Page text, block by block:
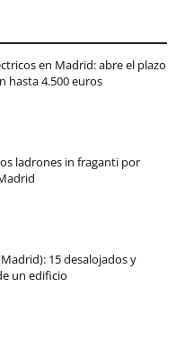
en Madrid: abre el plazo
hasta 4.500 euros
ladrones in fraganti por
15 desalojados y
un edificio